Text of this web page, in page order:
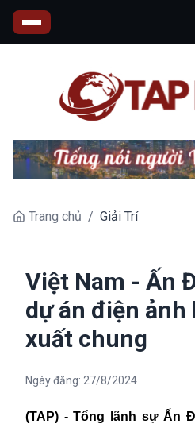
Trang chủ / Giải Trí
Việt Nam - Ấn
dự án điện ảnh
xuất chung
Ngày đăng: 27/8/2024
(TAP) -Tổng lãnh sự Ấn